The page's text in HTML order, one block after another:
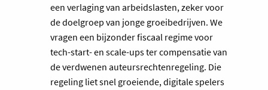
een verlaging van arbeidslasten, zeker voor
de doelgroep van jonge groeibedrijven. We
vragen een bijzonder fiscaal regime voor
tech-start- en scale-ups ter compensatie van
de verdwenen auteursrechtenregeling. Die
regeling liet snel groeiende, digitale spelers